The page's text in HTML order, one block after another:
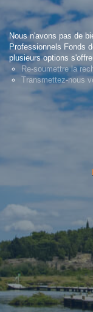
Nous n'avons pas de
Professionnels Fonds
plusieurs options
Re-soumettre la
Transmettez-nous